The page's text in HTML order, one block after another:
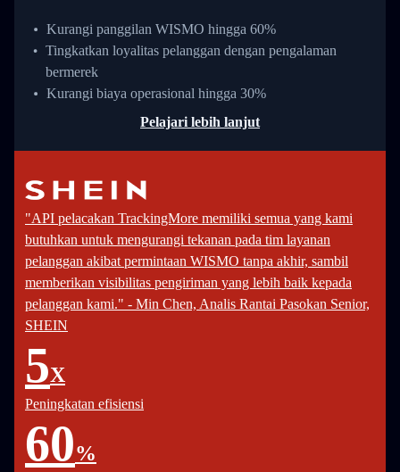
Kurangi panggilan WISMO hingga 60%
Tingkatkan loyalitas pelanggan dengan pengalaman
bermerek
Kurangi biaya operasional hingga 30%
Pelajari lebih lanjut
"API pelacakan TrackingMore memiliki semua yang kami
butuhkan untuk mengurangi tekanan pada tim layanan
pelanggan akibat permintaan WISMO tanpa akhir, sambil
memberikan visibilitas pengiriman yang lebih baik kepada
pelanggan kami." - Min Chen, Analis Rantai Pasokan Senior,
SHEIN
5X
Peningkatan efisiensi
60%